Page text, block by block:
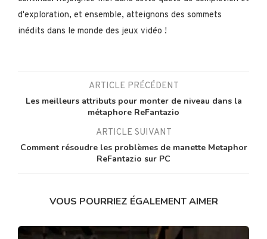
d'exploration, et ensemble, atteignons des sommets
inédits dans le monde des jeux vidéo !
ARTICLE PRÉCÉDENT
Les meilleurs attributs pour monter de niveau dans la
métaphore ReFantazio
ARTICLE SUIVANT
Comment résoudre les problèmes de manette Metaphor
ReFantazio sur PC
VOUS POURRIEZ ÉGALEMENT AIMER